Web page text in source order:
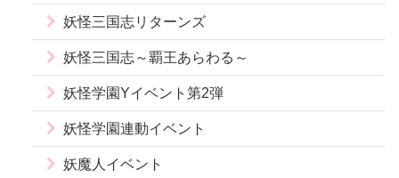
妖怪三国志リターンズ
妖怪三国志～覇王あらわる～
妖怪学園Yイベント第2弾
妖怪学園連動イベント
妖魔人イベント